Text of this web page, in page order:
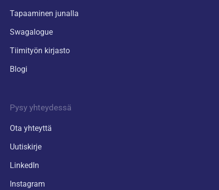
Tapaaminen junalla
Swagalogue
Tiimityön kirjasto
Blogi
Pysy yhteydessä
Ota yhteyttä
Uutiskirje
LinkedIn
Instagram